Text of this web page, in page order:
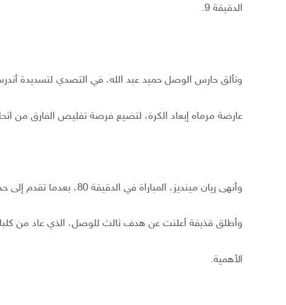
الدقيقة 9.
وتألق حارس الوصل حميد عبد الله، في التصدي لتسديدة أندرسون في
عارضة مرماه إبعاد الكرة، لتضيع فرصة تقليص الفارق من
وأنهى ريان مينديز، المباراة في الدقيقة 80، بعدما تقدم إلى حدود منطقة جزاء خورفكان،
وأطلق قذيفة أعلنت عن هدف ثالث للوصل، الذي عاد من
الأهمية.